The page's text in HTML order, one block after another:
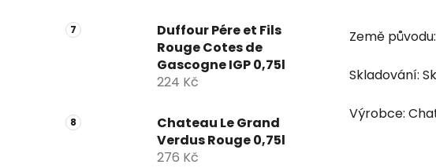
Duffour Pére et Fils
Rouge Cotes de
Gascogne IGP 0,75l
224 Kč
Chateau Le Grand
Verdus Rouge 0,75l
276 Kč
Země původu:
Skladování:
Výrobce: